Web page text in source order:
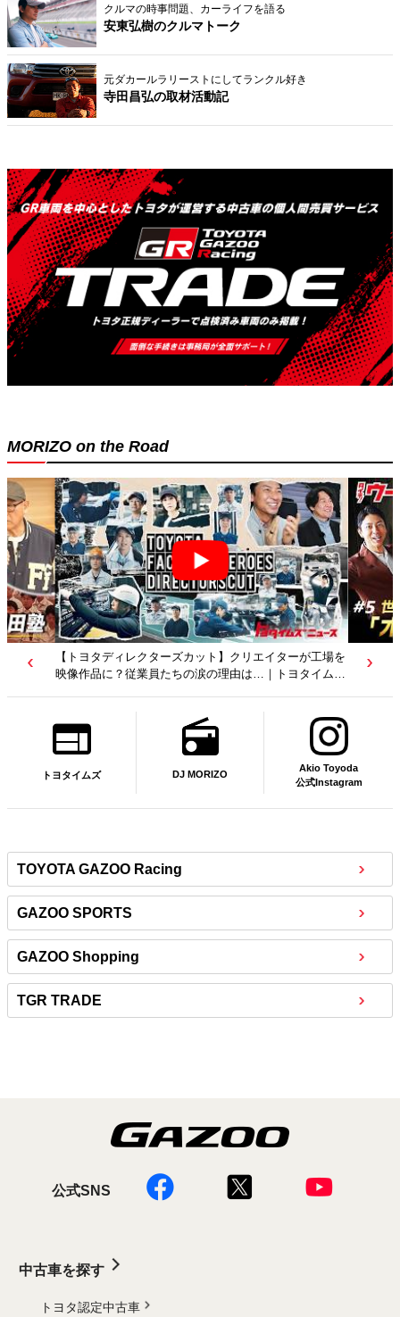
クルマの時事問題、カーライフを語る
安東弘樹のクルマトーク
元ダカールラリーストにしてランクル好き
寺田昌弘の取材活動記
MORIZO on the Road
【トヨタディレクターズカット】クリエイターが工場を
映像作品に？従業員たちの涙の理由は…｜トヨタイムズ
トヨタイムズ DJ MORIZO
Akio Toyoda
公式Instagram
TOYOTA GAZOO Racing
GAZOO SPORTS
GAZOO Shopping
TGR TRADE
公式SNS
中古車を探す
トヨタ認定中古車